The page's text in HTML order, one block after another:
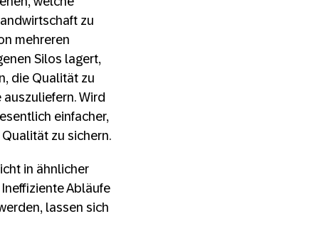
zu
mehreren
Silos lagert,
die Qualität zu
Wird
einfacher,
zu sichern.
in ähnlicher
Abläufe
lassen sich